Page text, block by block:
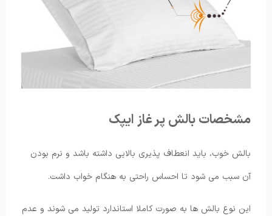
مشخصات بالش پر غاز ایپک
بالش خوب، باید انعطاف پذیری بالایی داشته باشد و نرم بودن
آن سبب می شود تا احساس راحتی به هنگام خواب داشت.
این نوع بالش ها به صورت کاملا استاندارد تولید می شوند و عدم